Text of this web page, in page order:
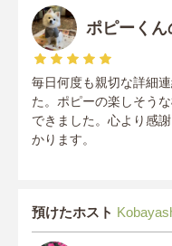
ポピーく
毎日何度も親切な詳細
た。ポピーの楽しそう
できました。心より感
かります。
預けたホスト